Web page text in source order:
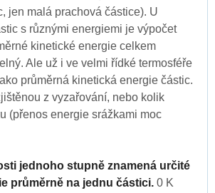
jen malá prachová částice). U
s různými energiemi je výpočet
kinetické energie celkem
Ale už i ve velmi řídké termosféře
průměrná kinetická energie částic.
z vyzařování, nebo kolik
(přenos energie srážkami moc
jednoho stupně znamená určité
průměrně na jednu částici. 0 K